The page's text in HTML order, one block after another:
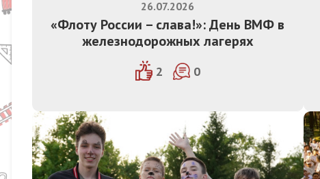
«Флоту России – слава!»: День ВМФ в
железнодорожных лагерях
26.07.2026
2 0